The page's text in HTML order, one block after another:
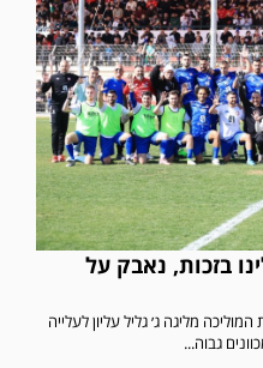
בזכות, נאבק על
מליגה ג׳ גליל עליון לעלייה